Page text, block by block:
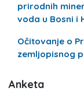
prirodnih
voda u Bosni i
Očitovanje o
zemljopisnog
Anketa